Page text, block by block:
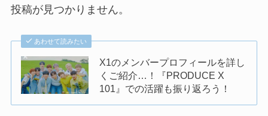
投稿が見つかりません。
あわせて読みたい
X1のメンバープロフィールを詳し
くご紹介…！『PRODUCE X
101』での活躍も振り返ろう！